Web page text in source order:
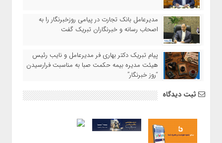
مدیرعامل بانک تجارت در پیامی روزخبرنگار را به
اصحاب رسانه و خبرنگاران تبریک گفت
پیام تبریک دکتر بهاری فر مدیرعامل و نایب رئیس
هیئت مدیره بیمه حکمت صبا به مناسبت فرارسیدن
“روز خبرنگار”
ثبت دیدگاه